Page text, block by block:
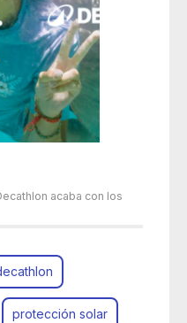
acaba con los
protección solar